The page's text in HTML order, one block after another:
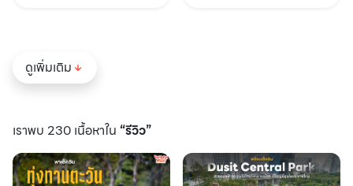
ดูเพิ่มเติม
เราพบ 230 เนื้อหาใน “รีวิว”